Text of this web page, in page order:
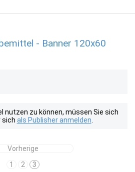
- Banner 120x60
nutzen zu können, müssen Sie sich
sich als Publisher anmelden
Vorherige
1
2 3